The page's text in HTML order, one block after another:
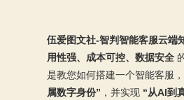
伍爱图文社-智判智能客服云端
用性强、成本可控、数据安全
是教您如何搭建一个智能客服
属数字身份” ，并实现 “从AI到